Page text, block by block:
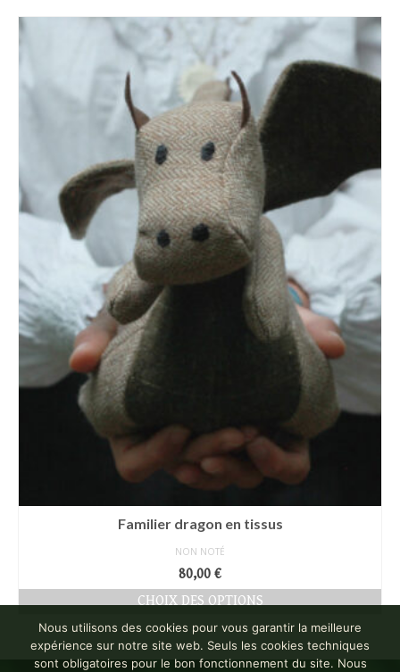
Familier dragon en tissus
NON NOTÉ
80,00 €
CHOIX DES OPTIONS
Ce
produit
a
Nous utilisons des cookies pour vous garantir la meilleure
expérience sur notre site web. Seuls les cookies techniques
sont obligatoires pour le bon fonctionnement du site. Nous